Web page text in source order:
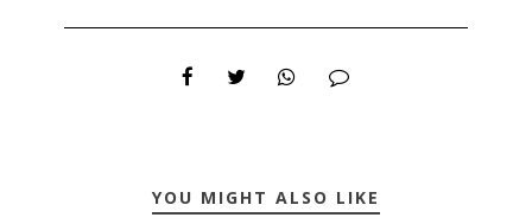
YOU MIGHT ALSO LIKE